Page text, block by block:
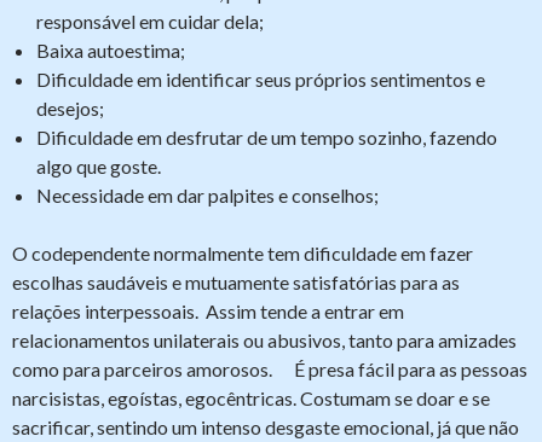
responsável em cuidar dela;
Baixa autoestima;
Dificuldade em identificar seus próprios sentimentos e
desejos;
Dificuldade em desfrutar de um tempo sozinho, fazendo
algo que goste.
Necessidade em dar palpites e conselhos;
O codependente normalmente tem dificuldade em fazer
escolhas saudáveis e mutuamente satisfatórias para as
relações interpessoais. Assim tende a entrar em
relacionamentos unilaterais ou abusivos, tanto para amizades
como para parceiros amorosos. É presa fácil para as pessoas
narcisistas, egoístas, egocêntricas. Costumam se doar e se
sacrificar, sentindo um intenso desgaste emocional, já que não